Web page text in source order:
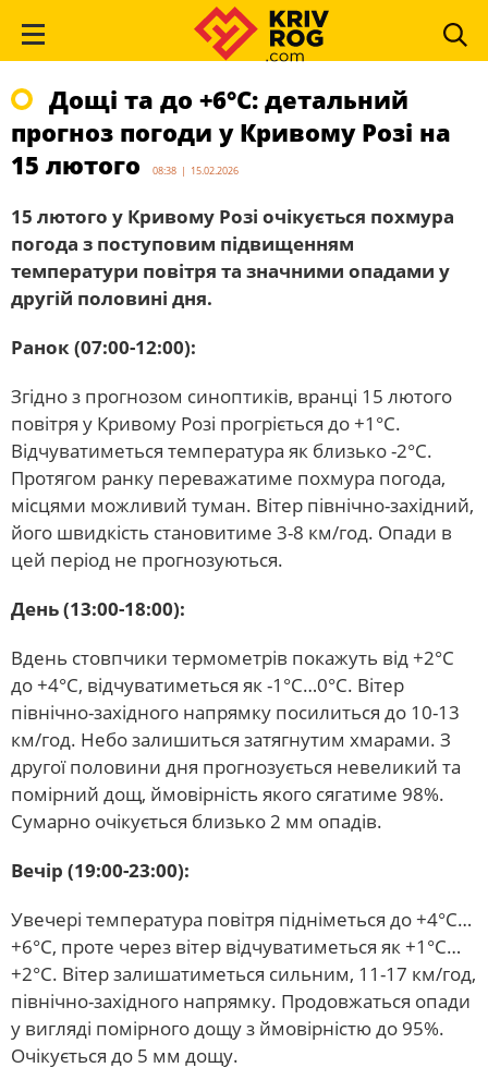
Дощі та до +6°С: детальний
прогноз погоди у Кривому Розі на
15 лютого
08:38 | 15.02.2026
15 лютого у Кривому Розі очікується похмура
погода з поступовим підвищенням
температури повітря та значними опадами у
другій половині дня.
Ранок (07:00-12:00):
Згідно з прогнозом синоптиків, вранці 15 лютого
повітря у Кривому Розі прогріється до +1°С.
Відчуватиметься температура як близько -2°С.
Протягом ранку переважатиме похмура погода,
місцями можливий туман. Вітер північно-західний,
його швидкість становитиме 3-8 км/год. Опади в
цей період не прогнозуються.
День (13:00-18:00):
Вдень стовпчики термометрів покажуть від +2°С
до +4°С, відчуватиметься як -1°С…0°С. Вітер
північно-західного напрямку посилиться до 10-13
км/год. Небо залишиться затягнутим хмарами. З
другої половини дня прогнозується невеликий та
помірний дощ, ймовірність якого сягатиме 98%.
Сумарно очікується близько 2 мм опадів.
Вечір (19:00-23:00):
Увечері температура повітря підніметься до +4°С…
+6°С, проте через вітер відчуватиметься як +1°С…
+2°С. Вітер залишатиметься сильним, 11-17 км/год,
північно-західного напрямку. Продовжаться опади
у вигляді помірного дощу з ймовірністю до 95%.
Очікується до 5 мм дощу.